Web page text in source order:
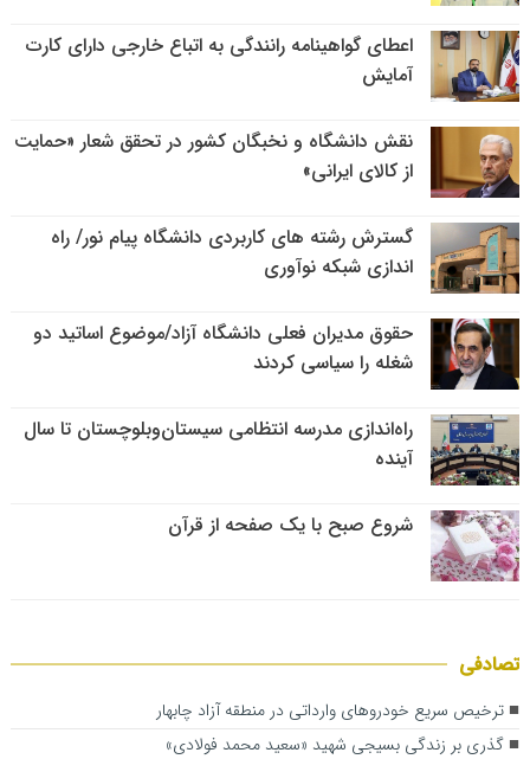
اعطای گواهینامه رانندگی به اتباع خارجی دارای کارت
آمایش
نقش دانشگاه و نخبگان کشور در تحقق شعار «حمایت
از کالای ایرانی»
گسترش رشته های کاربردی دانشگاه پیام نور/ راه
اندازی شبکه نوآوری
حقوق مدیران فعلی دانشگاه آزاد/موضوع اساتید دو
شغله را سیاسی کردند
راه‌اندازی مدرسه انتظامی سیستان‌وبلوچستان تا سال
آینده
شروع صبح با یک صفحه از قرآن
تصادفی
ترخیص سریع خودروهای وارداتی در منطقه آزاد چابهار
گذری بر زندگی بسیجی شهید «سعید محمد فولادی»